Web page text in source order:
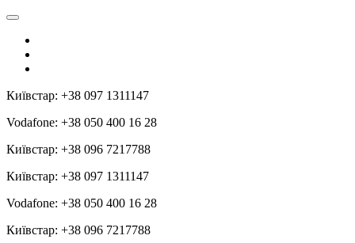
Київстар: +38 097 1311147
Vodafone: +38 050 400 16 28
Київстар: +38 096 7217788
Київстар: +38 097 1311147
Vodafone: +38 050 400 16 28
Київстар: +38 096 7217788